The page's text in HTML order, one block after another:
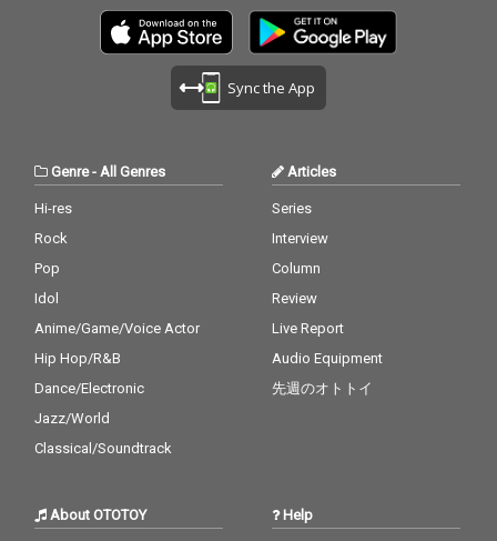
Sync the App
Genre- All Genres
Hi-res
Rock
Pop
Idol
Anime/Game/Voice Actor
Hip Hop/R&B
Dance/Electronic
Jazz/World
Classical/Soundtrack
Articles
Series
Interview
Column
Review
Live Report
Audio Equipment
先週のオトトイ
About OTOTOY Help